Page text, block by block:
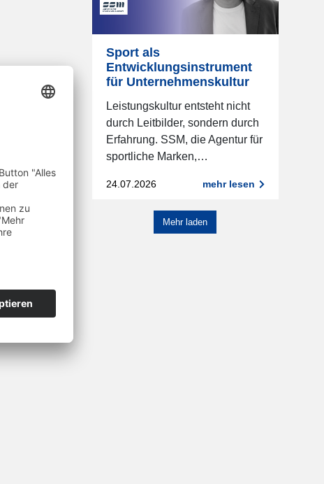
Sport als
Entwicklungsinstrument
für Unternehmenskultur
Leistungskultur entsteht nicht
durch Leitbilder, sondern durch
Erfahrung. SSM, die Agentur für
sportliche Marken,…
24.07.2026 mehr lesen
Mehr laden